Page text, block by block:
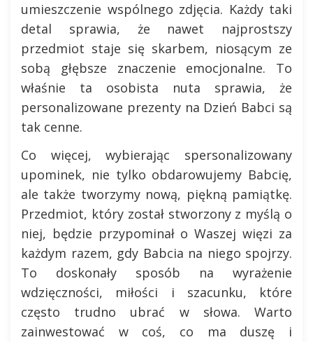
umieszczenie wspólnego zdjęcia. Każdy taki
detal sprawia, że nawet najprostszy
przedmiot staje się skarbem, niosącym ze
sobą głębsze znaczenie emocjonalne. To
właśnie ta osobista nuta sprawia, że
personalizowane prezenty na Dzień Babci są
tak cenne.
Co więcej, wybierając spersonalizowany
upominek, nie tylko obdarowujemy Babcię,
ale także tworzymy nową, piękną pamiątkę.
Przedmiot, który został stworzony z myślą o
niej, będzie przypominał o Waszej więzi za
każdym razem, gdy Babcia na niego spojrzy.
To doskonały sposób na wyrażenie
wdzięczności, miłości i szacunku, które
często trudno ubrać w słowa. Warto
zainwestować w coś, co ma duszę i